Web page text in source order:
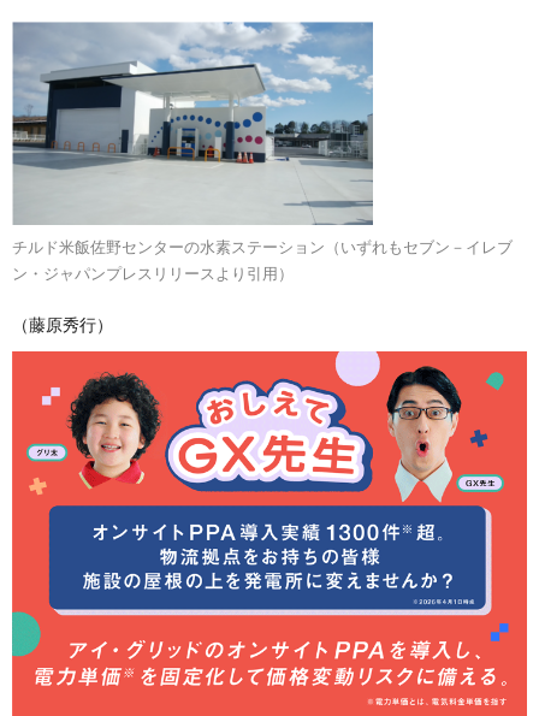
チルド米飯佐野センターの水素ステーション（いずれもセブン－イレブ
ン・ジャパンプレスリリースより引用）
（藤原秀行）